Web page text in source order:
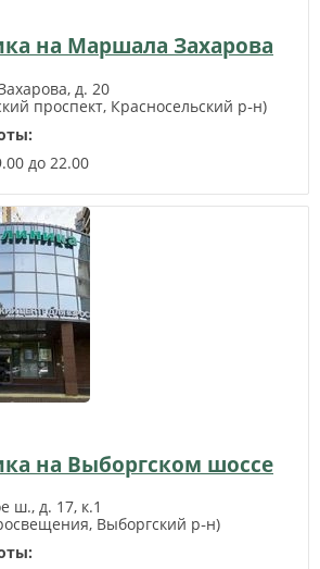
на Маршала Захарова
д. 20
проспект, Красносельский р‑н)
до 22.00
на Выборгском шоссе
ш., д. 17, к.1
Выборгский р‑н)